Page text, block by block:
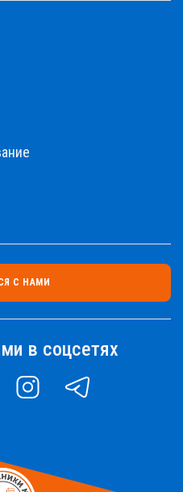
С НАМИ
в соцсетях
INSTAGRAMTELEGRAM